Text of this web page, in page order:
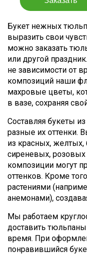
Букет нежных
выразить свои
можно заказать
или другой
не зависимости от
композиций наши
махровые цветы,
в вазе, сохраняя
Составляя букеты
разные их оттенки.
из красных,
сиреневых, розовых
композиции могут
оттенков. Кроме
растениями
анемонами),
Мы работаем
доставить
время. При
понравившийся